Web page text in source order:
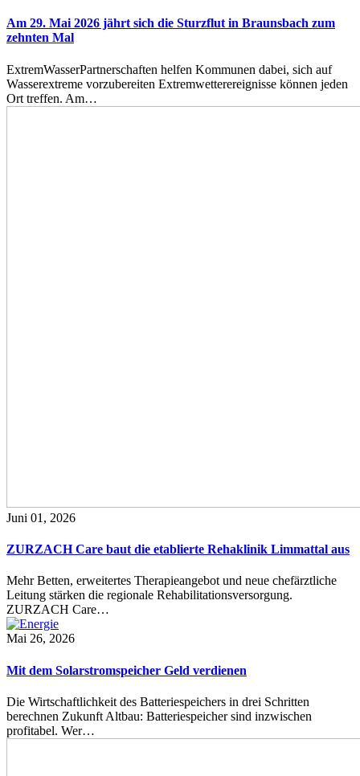
Am 29. Mai 2026 jährt sich die Sturzflut in Braunsbach zum
zehnten Mal
ExtremWasserPartnerschaften helfen Kommunen dabei, sich auf
Wasserextreme vorzubereiten Extremwetterereignisse können jeden
Ort treffen. Am…
Juni 01, 2026
ZURZACH Care baut die etablierte Rehaklinik Limmattal aus
Mehr Betten, erweitertes Therapieangebot und neue chefärztliche
Leitung stärken die regionale Rehabilitationsversorgung.
ZURZACH Care…
Mai 26, 2026
Mit dem Solarstromspeicher Geld verdienen
Die Wirtschaftlichkeit des Batteriespeichers in drei Schritten
berechnen Zukunft Altbau: Batteriespeicher sind inzwischen
profitabel. Wer…